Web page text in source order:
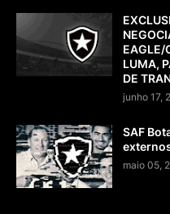
EAGLE/
LUMA,
DE
junho 17,
SAF
maio 05,